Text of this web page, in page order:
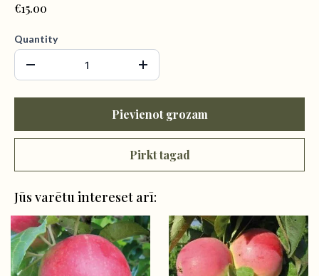
€15.00
Quantity
Pievienot grozam
Pirkt tagad
Jūs varētu intereset arī: